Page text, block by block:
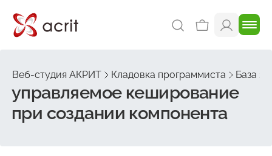
Веб-студия АКРИТ Кладовка программиста База
управляемое кеширование
при создании компонента